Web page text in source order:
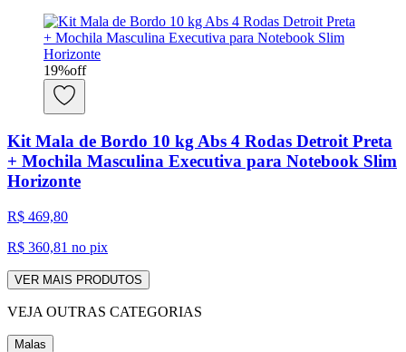
19%off
Kit Mala de Bordo 10 kg Abs 4 Rodas Detroit Preta
+ Mochila Masculina Executiva para Notebook Slim
Horizonte
R$ 469,80
R$ 360,81 no pix
VER MAIS PRODUTOS
VEJA OUTRAS CATEGORIAS
Malas